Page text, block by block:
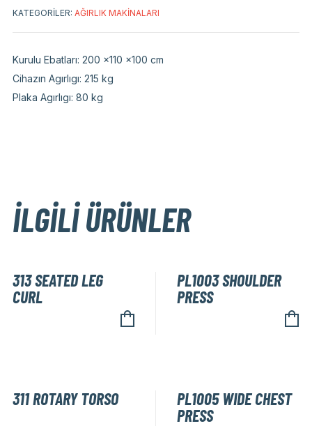
Kurulu Ebatları: 200 x110 x100 cm
Cihazın Agırlıgı: 215 kg
Plaka Agırlıgı: 80 kg
KATEGORILER: AĞIRLIK MAKINALARI
İLGILI ÜRÜNLER
313 SEATED LEG
CURL
PL1003 SHOULDER
PRESS
311 ROTARY TORSO
PL1005 WIDE CHEST
PRESS